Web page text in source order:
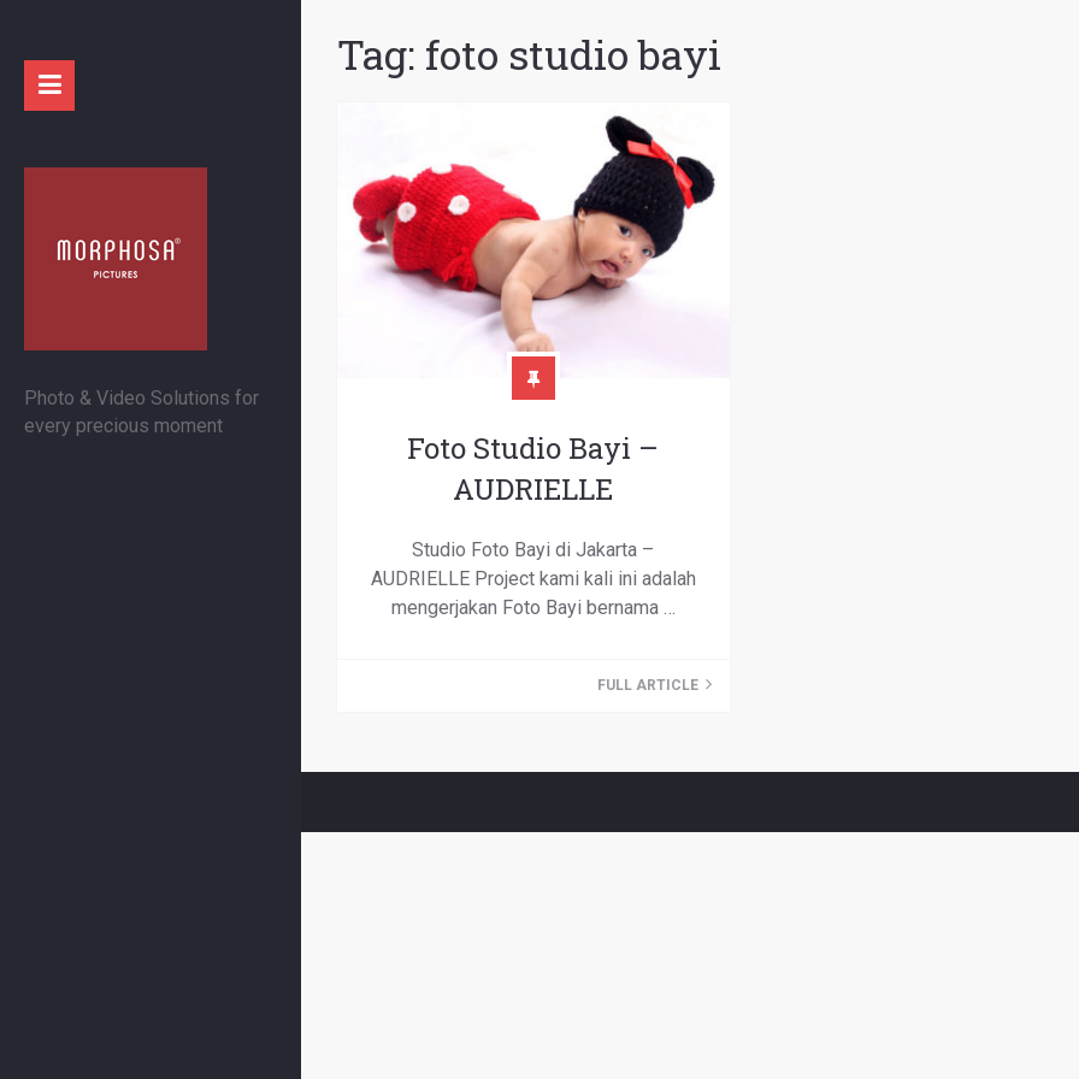
Photo & Video Solutions for
every precious moment
Tag: foto studio bayi
Foto Studio Bayi –
AUDRIELLE
Studio Foto Bayi di Jakarta –
AUDRIELLE Project kami kali ini adalah
mengerjakan Foto Bayi bernama …
FULL ARTICLE